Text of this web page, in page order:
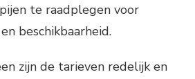
te raadplegen voor
beschikbaarheid.
zijn de tarieven redelijk en